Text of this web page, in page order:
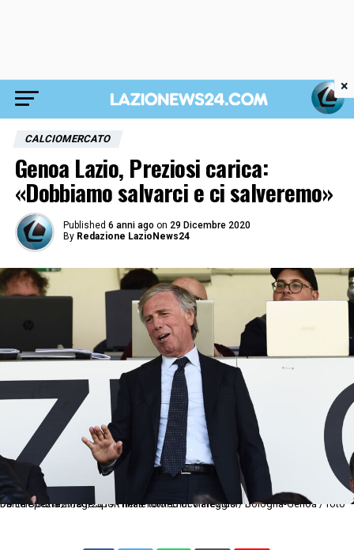
CALCIOMERCATO
Genoa Lazio, Preziosi carica:
«Dobbiamo salvarci e ci salveremo»
Published 6 anni ago on 29 Dicembre 2020
By Redazione LazioNews24
Db La Spezia 27/03/2019 - finale torneo di Viareggio / Bologna-Genoa / foto Daniele Buffa/Image Sport nella foto: Enrico Preziosi
×